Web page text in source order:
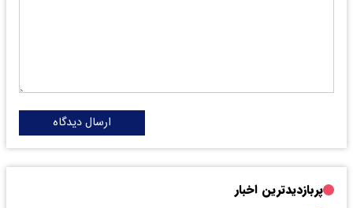
ارسال دیدگاه
پربازدیدترین اخبار